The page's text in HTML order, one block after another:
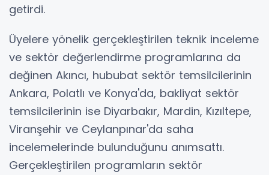
getirdi.
Üyelere yönelik gerçekleştirilen teknik inceleme
ve sektör değerlendirme programlarına da
değinen Akıncı, hububat sektör temsilcilerinin
Ankara, Polatlı ve Konya'da, bakliyat sektör
temsilcilerinin ise Diyarbakır, Mardin, Kızıltepe,
Viranşehir ve Ceylanpınar'da saha
incelemelerinde bulunduğunu anımsattı.
Gerçekleştirilen programların sektör